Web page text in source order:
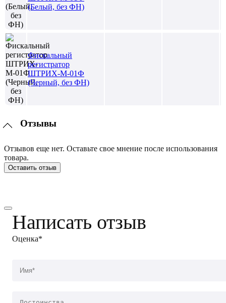
(Белый, без ФН)
Фискальный
регистратор
ШТРИХ-М-01Ф
(Черный, без ФН)
Отзывы
Отзывов еще нет. Оставьте свое мнение после использования
товара.
Оставить отзыв
Написать отзыв
Оценка*